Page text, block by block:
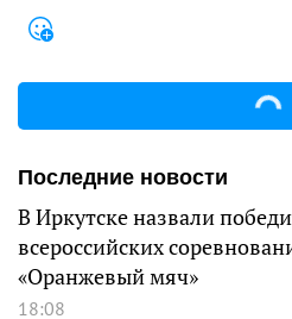
Последние новости
В Иркутске назвали
всероссийских
«Оранжевый мяч»
18:08